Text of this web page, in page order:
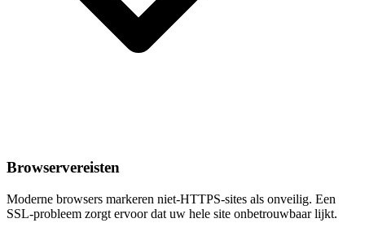
Browservereisten
Moderne browsers markeren niet-HTTPS-sites als onveilig. Een
SSL-probleem zorgt ervoor dat uw hele site onbetrouwbaar lijkt.